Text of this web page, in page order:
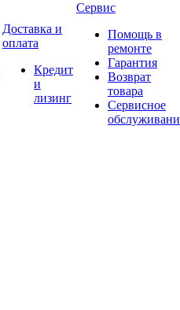
Доставка и
оплата
Кредит
и
лизинг
Сервис
Помощь в
ремонте
Гарантия
Возврат
товара
Сервисное